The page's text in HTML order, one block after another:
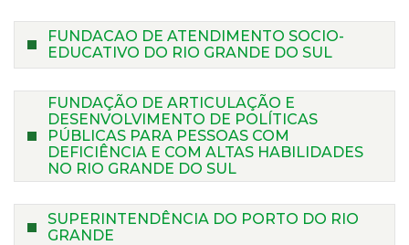
FUNDACAO DE ATENDIMENTO SOCIO-
EDUCATIVO DO RIO GRANDE DO SUL
FUNDAÇÃO DE ARTICULAÇÃO E
DESENVOLVIMENTO DE POLÍTICAS
PÚBLICAS PARA PESSOAS COM
DEFICIÊNCIA E COM ALTAS HABILIDADES
NO RIO GRANDE DO SUL
SUPERINTENDÊNCIA DO PORTO DO RIO
GRANDE